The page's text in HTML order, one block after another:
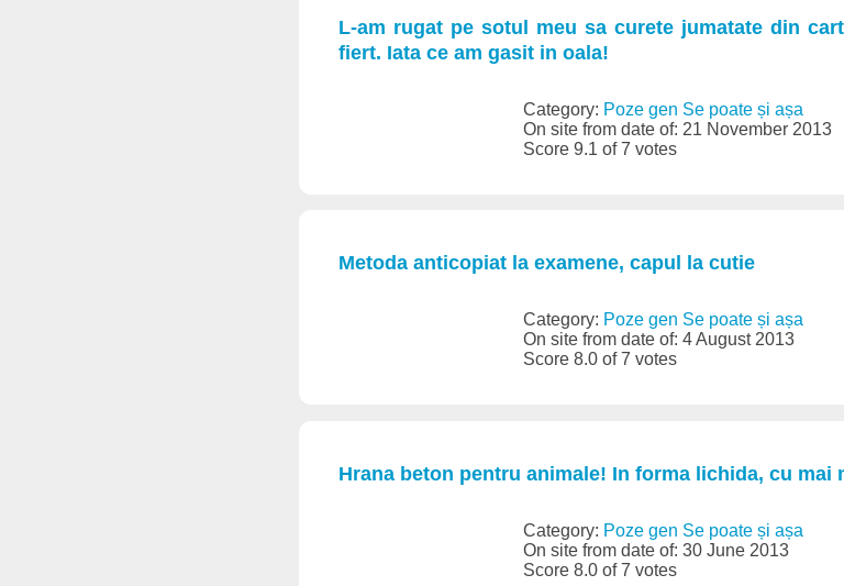
L-am rugat pe sotul meu sa curete jumatate din
fiert. Iata ce am gasit in oala!
Category: Poze gen Se poate și așa
On site from date of: 21 November 2013
Score 9.1 of 7 votes
Metoda anticopiat la examene, capul la cutie
Category: Poze gen Se poate și așa
On site from date of: 4 August 2013
Score 8.0 of 7 votes
Hrana beton pentru animale! In forma lichida, cu mai
Category: Poze gen Se poate și așa
On site from date of: 30 June 2013
Score 8.0 of 7 votes